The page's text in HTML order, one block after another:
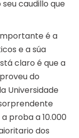
caudillo que
é a
e a súa
claro é que a
do
Universidade
proba a 10.000
dos